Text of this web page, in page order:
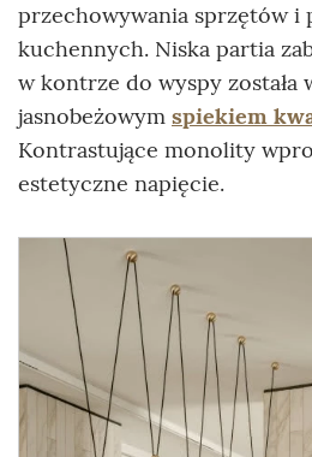
przechowywania sprzętów i
kuchennych. Niska partia
w kontrze do wyspy została
jasnobeżowym spiekiem
Kontrastujące monolity
estetyczne napięcie.